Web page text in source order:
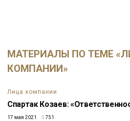
МАТЕРИАЛЫ ПО ТЕМЕ
КОМПАНИИ»
Лица компании
Спартак Козаев:
17 мая 2021 751